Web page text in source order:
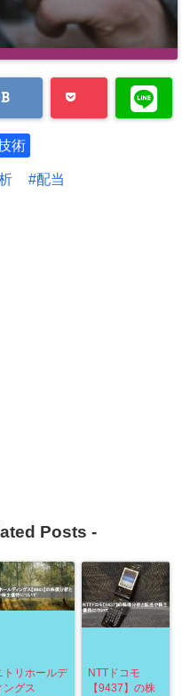
術
配当
Posts -
トリホールデ
ングス
NTTドコモ
【9437】の株